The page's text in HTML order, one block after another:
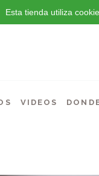
Esta tienda utiliza
VIDEOS